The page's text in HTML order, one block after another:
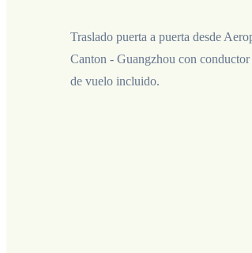
Traslado puerta a puerta desde
Canton - Guangzhou con
de vuelo incluido.